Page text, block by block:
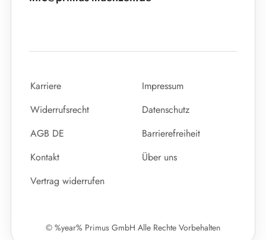
Karriere
Impressum
Widerrufsrecht
Datenschutz
AGB DE
Barrierefreiheit
Kontakt
Über uns
Vertrag widerrufen
© %year% Primus GmbH Alle Rechte Vorbehalten